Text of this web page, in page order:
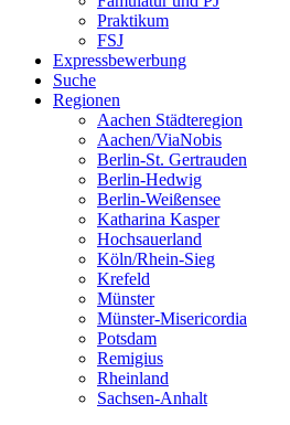
Praktikum
FSJ
Expressbewerbung
Suche
Regionen
Aachen Städteregion
Aachen/ViaNobis
Berlin-St. Gertrauden
Berlin-Hedwig
Berlin-Weißensee
Katharina Kasper
Hochsauerland
Köln/Rhein-Sieg
Krefeld
Münster
Münster-Misericordia
Potsdam
Remigius
Rheinland
Sachsen-Anhalt